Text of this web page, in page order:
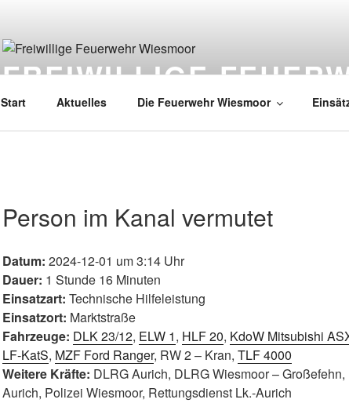
FREIWILLIGE
Start Aktuelles Die Feuerwehr Wiesmoor
Person im Kanal vermutet
Datum: 2024-12-01 um 3:14 Uhr
Dauer: 1 Stunde 16 Minuten
Einsatzart: Technische Hilfeleistung
Einsatzort: Marktstraße
Fahrzeuge: DLK 23/12, ELW 1, HLF 20, KdoW Mitsubishi
LF-KatS, MZF Ford Ranger, RW 2 – Kran, TLF 4000
Weitere Kräfte: DLRG Aurich, DLRG Wiesmoor –
Aurich, Polizei Wiesmoor, Rettungsdienst Lk.-Aurich